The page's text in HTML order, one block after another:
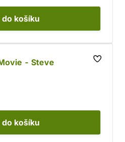
do košíku
- Steve
do košíku